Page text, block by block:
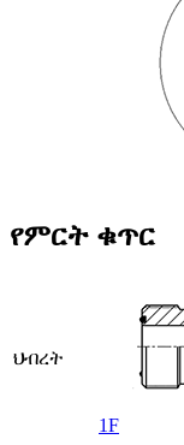
የምርት ቁጥር
ህብረት
1F